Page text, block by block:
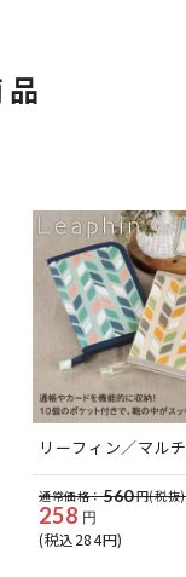
リーフィン／マル
通常価格：560円(税抜)
258 円
(税込284円)